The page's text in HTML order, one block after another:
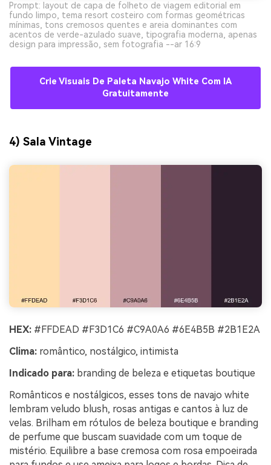
Prompt: layout de capa de folheto de viagem editorial em
fundo limpo, tema resort costeiro com formas geométricas
mínimas, tons cremosos quentes e areia dominantes com
acentos de verde-azulado suave, tipografia moderna, apenas
design para impressão, sem fotografia --ar 16:9
Crie Visuais De Paleta Navajo White Com IA
Gratuitamente
4) Sala Vintage
HEX: #FFDEAD #F3D1C6 #C9A0A6 #6E4B5B #2B1E2A
Clima: romântico, nostálgico, intimista
Indicado para: branding de beleza e etiquetas boutique
Românticos e nostálgicos, esses tons de navajo white
lembram veludo blush, rosas antigas e cantos à luz de
velas. Brilham em rótulos de beleza boutique e branding
de perfume que buscam suavidade com um toque de
mistério. Equilibre a base cremosa com rosa empoeirada